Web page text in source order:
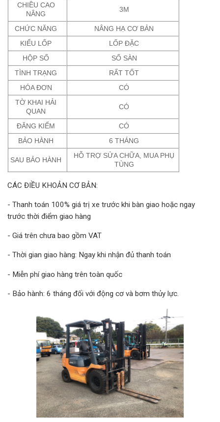
CHIỀU CAO
NÂNG
3M
CHỨC NĂNG
NÂNG HẠ CƠ BẢN
KIỂU LỐP
LỐP ĐẶC
HỘP SỐ
SỐ SÀN
TÌNH TRẠNG
RẤT TỐT
HÓA ĐƠN
CÓ
TỜ KHAI HẢI
QUAN
CÓ
ĐĂNG KIỂM
CÓ
BẢO HÀNH
6 THÁNG
SAU BẢO HÀNH
HỖ TRỢ SỬA CHỮA, MUA PHỤ
TÙNG
CÁC ĐIỀU KHOẢN CƠ BẢN:
- Thanh toán 100% giá trị xe trước khi bàn giao hoặc ngay
trước thời điểm giao hàng
- Giá trên chưa bao gồm VAT
- Thời gian giao hàng: Ngay khi nhận đủ thanh toán
- Miễn phí giao hàng trên toàn quốc
- Bảo hành: 6 tháng đối với động cơ và bơm thủy lực.